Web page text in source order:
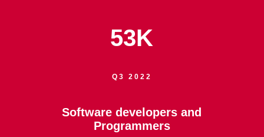
53K
Q3 2022
Software developers and
Programmers